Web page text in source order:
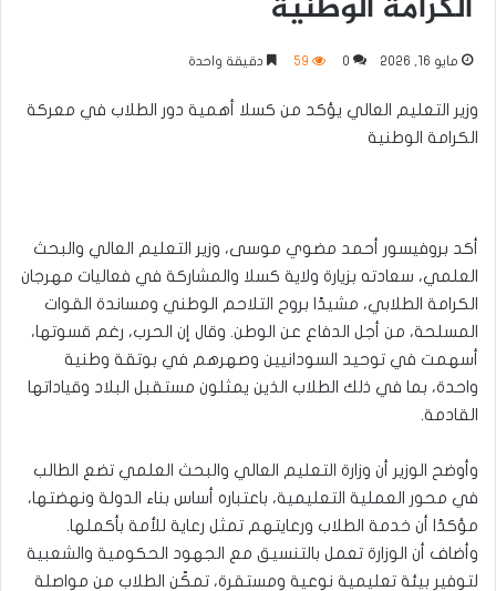
مايو 16, 2026 0
59 دقيقة واحدة
وزير التعليم العالي يؤكد من كسلا أهمية دور الطلاب في معركة
الكرامة الوطنية
أكد بروفيسور أحمد مضوي موسى، وزير التعليم العالي والبحث
العلمي، سعادته بزيارة ولاية كسلا والمشاركة في فعاليات مهرجان
الكرامة الطلابي، مشيدًا بروح التلاحم الوطني ومساندة القوات
المسلحة، من أجل الدفاع عن الوطن. وقال إن الحرب، رغم قسوتها،
أسهمت في توحيد السودانيين وصهرهم في بوتقة وطنية
واحدة، بما في ذلك الطلاب الذين يمثلون مستقبل البلاد وقياداتها
القادمة.
وأوضح الوزير أن وزارة التعليم العالي والبحث العلمي تضع الطالب
في محور العملية التعليمية، باعتباره أساس بناء الدولة ونهضتها،
مؤكدًا أن خدمة الطلاب ورعايتهم تمثل رعاية للأمة بأكملها.
وأضاف أن الوزارة تعمل بالتنسيق مع الجهود الحكومية والشعبية
لتوفير بيئة تعليمية نوعية ومستقرة، تمكّن الطلاب من مواصلة